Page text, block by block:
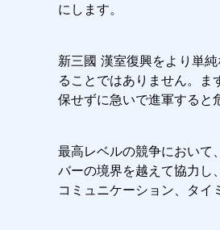
にします。
新三國 漢室復興をより単
ることではありません。
保せずに急いで進軍すると
最高レベルの競争において
バーの境界を越えて協力し
コミュニケーション、タイ